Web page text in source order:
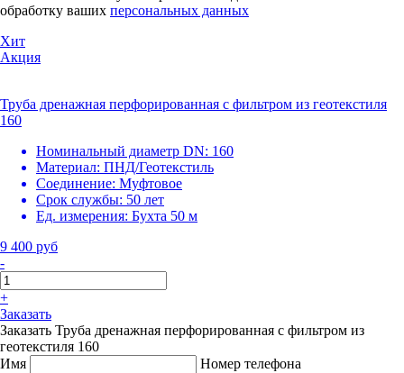
обработку ваших персональных данных
Хит
Акция
Труба дренажная перфорированная с фильтром из геотекстиля
160
Номинальный диаметр DN: 160
Материал: ПНД/Геотекстиль
Соединение: Муфтовое
Срок службы: 50 лет
Ед. измерения: Бухта 50 м
9 400 руб
-
+
Заказать
Заказать Труба дренажная перфорированная с фильтром из
геотекстиля 160
Имя
Номер телефона